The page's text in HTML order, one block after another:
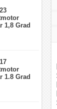
1,8 Grad
4 A 2,26V
1.8 Grad
1A 3.5V 4